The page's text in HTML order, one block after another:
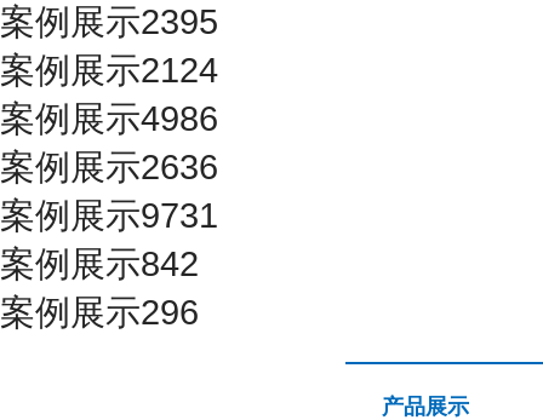
案例展示2395
案例展示2124
案例展示4986
案例展示2636
案例展示9731
案例展示842
案例展示296
产品展示